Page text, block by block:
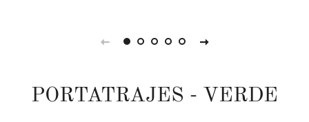
PORTATRAJES - VERDE